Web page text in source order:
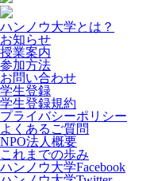
ハンノウ大学とは？
お知らせ
授業案内
参加方法
お問い合わせ
学生登録
学生登録規約
プライバシーポリシー
よくあるご質問
NPO法人概要
これまでの歩み
ハンノウ大学Facebook